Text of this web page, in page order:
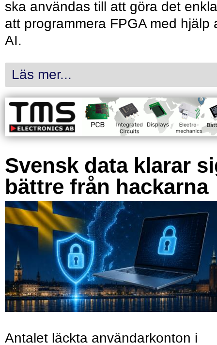
ska användas till att göra det
att programmera FPGA med hjälp
AI.
Läs mer...
Svensk data klarar
bättre från hackarna
Antalet läckta användarkonton i